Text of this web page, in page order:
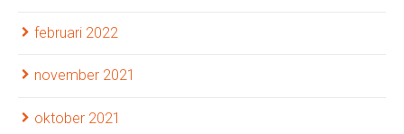
februari 2022
november 2021
oktober 2021